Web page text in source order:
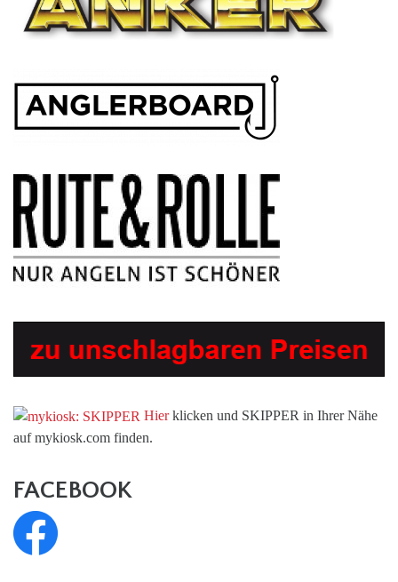
Hierklicken und SKIPPER in Ihrer Nähe
auf mykiosk.com finden.
FACEBOOK